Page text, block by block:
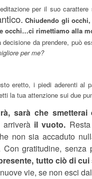
per il suo carattere
Chiudendo gli
occhi…ci rimettiamo alla
da prendere, può
per me?
eretto, i piedi aderenti al
la tua attenzione sui due
sarà che smetterai
il vuoto.
non sia accaduto
gratitudine, senza
tutto ciò di
vie, se non esci